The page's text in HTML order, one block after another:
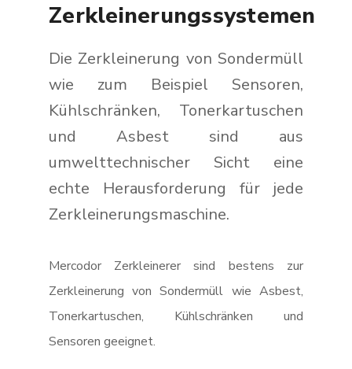
Zerkleinerungssystemen
Die Zerkleinerung von Sondermüll
wie zum Beispiel Sensoren,
Kühlschränken, Tonerkartuschen
und Asbest sind aus
umwelttechnischer Sicht eine
echte Herausforderung für jede
Zerkleinerungsmaschine.
Mercodor Zerkleinerer sind bestens zur
Zerkleinerung von Sondermüll wie Asbest,
Tonerkartuschen, Kühlschränken und
Sensoren geeignet.